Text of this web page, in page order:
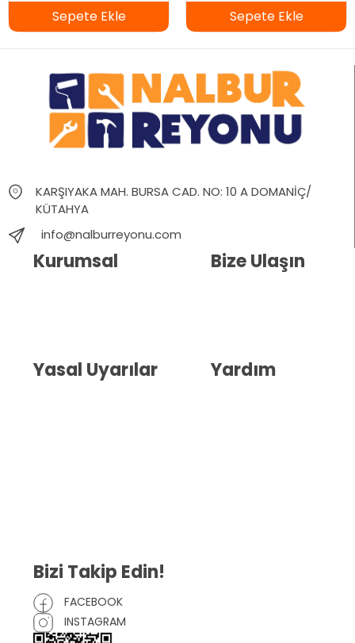
Sepete Ekle Sepete Ekle
KARŞIYAKA MAH. BURSA CAD. NO: 10 A DOMANİÇ/
KÜTAHYA
info@nalburreyonu.com
Kurumsal
Yasal Uyarılar
Bize Ulaşın
Yardım
Bizi Takip Edin!
FACEBOOK
INSTAGRAM